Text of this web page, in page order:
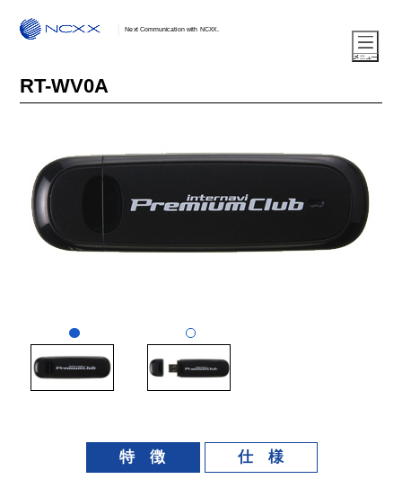
Next Communication with NCXX.
RT-WV0A
特 徴 仕 様